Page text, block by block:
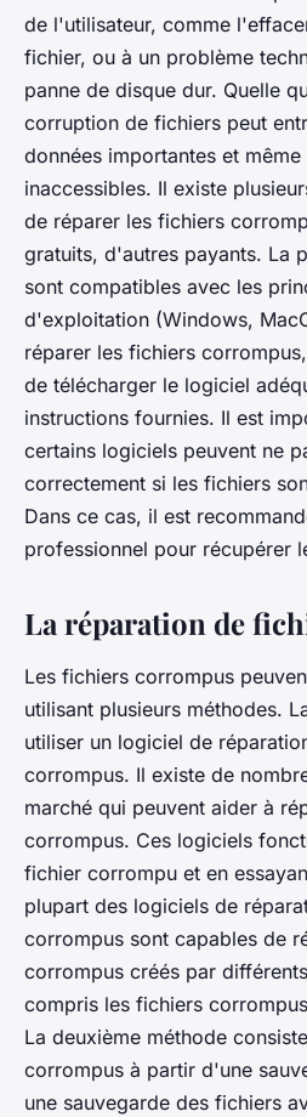
de l'utilisateur, comme
fichier, ou à un problème
panne de disque dur. Quelle
corruption de fichiers peut
données importantes et
inaccessibles. Il existe
de réparer les fichiers
gratuits, d'autres payants. La
sont compatibles avec les
d'exploitation (Windows,
réparer les fichiers
de télécharger le logiciel
instructions fournies. Il est
certains logiciels peuvent ne
correctement si les fichiers
Dans ce cas, il est
professionnel pour récupérer
La réparation de
Les fichiers corrompus
utilisant plusieurs méthodes.
utiliser un logiciel de
corrompus. Il existe de
marché qui peuvent aider à
corrompus. Ces logiciels
fichier corrompu et en
plupart des logiciels de
corrompus sont capables de
corrompus créés par
compris les fichiers
La deuxième méthode
corrompus à partir d'une
une sauvegarde des fichiers